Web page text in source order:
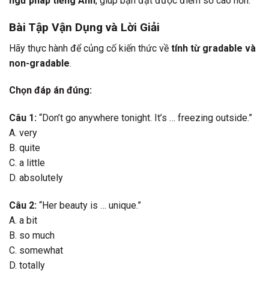
Bài Tập Vận Dụng và Lời Giải
Hãy thực hành để củng cố kiến thức về tính từ gradable và
non-gradable.
Chọn đáp án đúng:
Câu 1: “Don’t go anywhere tonight. It’s … freezing outside.”
A. very
B. quite
C. a little
D. absolutely
Câu 2: “Her beauty is … unique.”
A. a bit
B. so much
C. somewhat
D. totally